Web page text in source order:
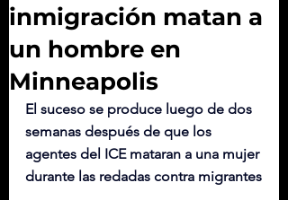
inmigración matan a
un hombre en
Minneapolis
El suceso se produce luego de dos
semanas después de que los
agentes del ICE mataran a una mujer
durante las redadas contra migrantes